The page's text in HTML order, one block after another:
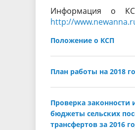
Информация о
http://
Положение о КСП
План работы на 2018
Проверка законности
бюджеты сельских
трансфертов за 2016